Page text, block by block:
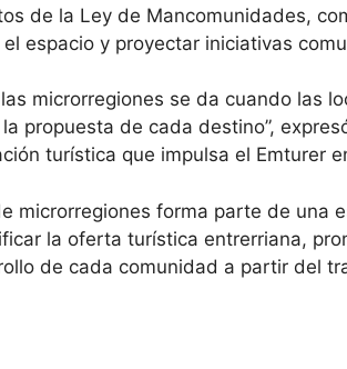
de la Ley de Mancomunidades,
espacio y proyectar iniciativas
microrregiones se da cuando las
propuesta de cada destino”,
turística que impulsa el Emturer
microrregiones forma parte de una
la oferta turística entrerriana,
de cada comunidad a partir del